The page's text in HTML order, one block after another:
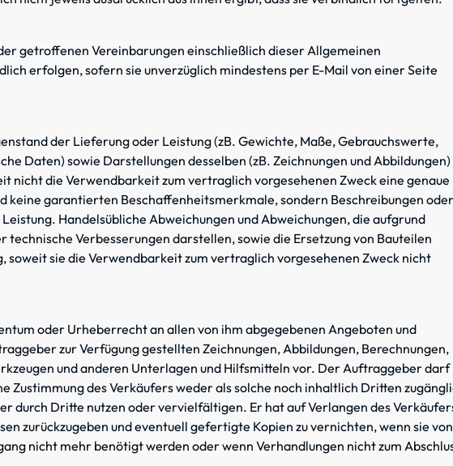
getroffenen Vereinbarungen einschließlich dieser Allgemeinen
erfolgen, sofern sie unverzüglich mindestens per E-Mail von einer Seite
der Lieferung oder Leistung (zB. Gewichte, Maße, Gebrauchswerte,
Daten) sowie Darstellungen desselben (zB. Zeichnungen und Abbildungen)
nicht die Verwendbarkeit zum vertraglich vorgesehenen Zweck eine genaue
keine garantierten Beschaffenheitsmerkmale, sondern Beschreibungen oder
Handelsübliche Abweichungen und Abweichungen, die aufgrund
Verbesserungen darstellen, sowie die Ersetzung von Bauteilen
soweit sie die Verwendbarkeit zum vertraglich vorgesehenen Zweck nicht
oder Urheberrecht an allen von ihm abgegebenen Angeboten und
zur Verfügung gestellten Zeichnungen, Abbildungen, Berechnungen,
und anderen Unterlagen und Hilfsmitteln vor. Der Auftraggeber darf
Zustimmung des Verkäufers weder als solche noch inhaltlich Dritten
durch Dritte nutzen oder vervielfältigen. Er hat auf Verlangen des
zurückzugeben und eventuell gefertigte Kopien zu vernichten, wenn sie von
nicht mehr benötigt werden oder wenn Verhandlungen nicht zum